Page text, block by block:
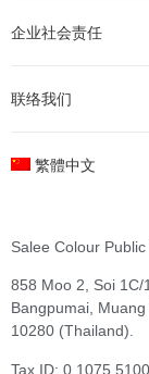
企业社会责任
联络我们
繁體中文
Salee Colour
858 Moo 2, Soi 1C/
Bangpumai,
10280 (Thailand).
Tax ID: 0 1075